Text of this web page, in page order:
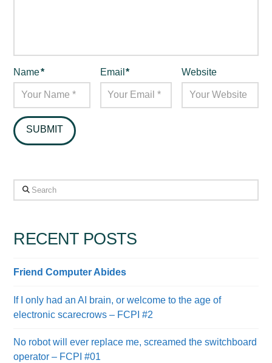
Name* Email* Website
Search
RECENT POSTS
Friend Computer Abides
If I only had an AI brain, or welcome to the age of
electronic scarecrows – FCPI #2
No robot will ever replace me, screamed the switchboard
operator – FCPI #01